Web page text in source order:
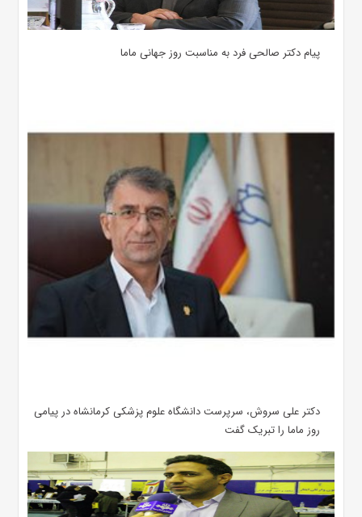
پیام دکتر صالحی فرد به مناسبت روز جهانی ماما
دکتر علی سروش، سرپرست دانشگاه علوم پزشکی کرمانشاه در پیامی
روز ماما را تبریک گفت